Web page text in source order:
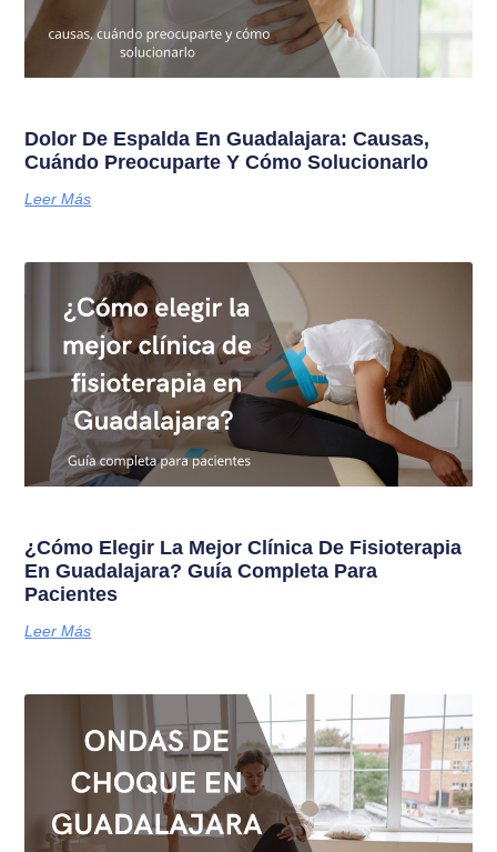
Dolor De Espalda En Guadalajara: Causas,
Cuándo Preocuparte Y Cómo Solucionarlo
Leer Más
¿Cómo Elegir La Mejor Clínica De Fisioterapia
En Guadalajara? Guía Completa Para
Pacientes
Leer Más